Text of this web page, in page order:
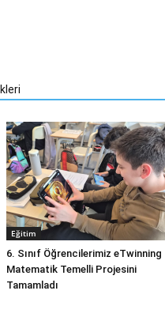
Eğitim
6. Sınıf Öğrencilerimiz eTwinning
Matematik Temelli Projesini
Tamamladı